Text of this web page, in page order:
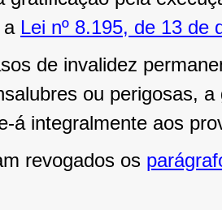
a Lei nº 8.195, de 13 de
de invalidez
ou perigosas,
á integralmente aos
revogados os